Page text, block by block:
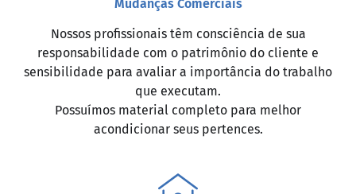
Mudanças Comerciais
Nossos profissionais têm consciência de sua
responsabilidade com o patrimônio do cliente e
sensibilidade para avaliar a importância do trabalho
que executam.
Possuímos material completo para melhor
acondicionar seus pertences.